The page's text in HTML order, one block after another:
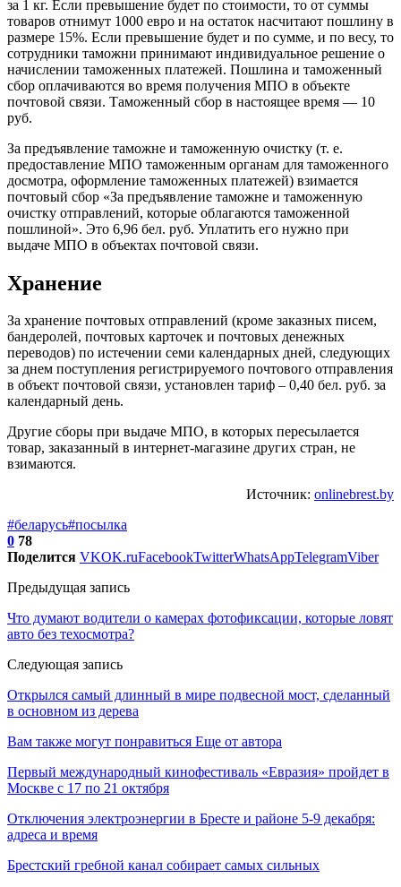
за 1 кг. Если превышение будет по стоимости, то от суммы
товаров отнимут 1000 евро и на остаток насчитают пошлину в
размере 15%. Если превышение будет и по сумме, и по весу, то
сотрудники таможни принимают индивидуальное решение о
начислении таможенных платежей. Пошлина и таможенный
сбор оплачиваются во время получения МПО в объекте
почтовой связи. Таможенный сбор в настоящее время — 10
руб.
За предъявление таможне и таможенную очистку (т. е.
предоставление МПО таможенным органам для таможенного
досмотра, оформление таможенных платежей) взимается
почтовый сбор «За предъявление таможне и таможенную
очистку отправлений, которые облагаются таможенной
пошлиной». Это 6,96 бел. руб. Уплатить его нужно при
выдаче МПО в объектах почтовой связи.
Хранение
За хранение почтовых отправлений (кроме заказных писем,
бандеролей, почтовых карточек и почтовых денежных
переводов) по истечении семи календарных дней, следующих
за днем поступления регистрируемого почтового отправления
в объект почтовой связи, установлен тариф – 0,40 бел. руб. за
календарный день.
Другие сборы при выдаче МПО, в которых пересылается
товар, заказанный в интернет-магазине других стран, не
взимаются.
Источник: onlinebrest.by
#беларусь#посылка
0 78
Поделится VKOK.ruFacebookTwitterWhatsAppTelegramViber
Предыдущая запись
Что думают водители о камерах фотофиксации, которые ловят
авто без техосмотра?
Следующая запись
Открылся самый длинный в мире подвесной мост, сделанный
в основном из дерева
Вам также могут понравиться Еще от автора
Первый международный кинофестиваль «Евразия» пройдет в
Москве с 17 по 21 октября
Отключения электроэнергии в Бресте и районе 5-9 декабря:
адреса и время
Брестский гребной канал собирает самых сильных